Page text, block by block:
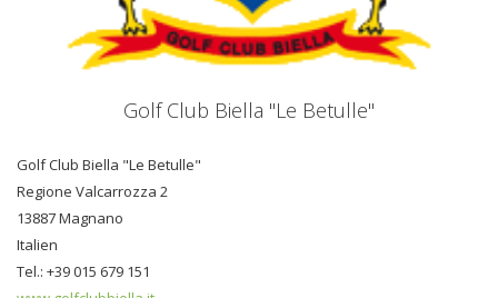
Golf Club Biella "Le Betulle"
Golf Club Biella "Le Betulle"
Regione Valcarrozza 2
13887 Magnano
Italien
Tel.: +39 015 679 151